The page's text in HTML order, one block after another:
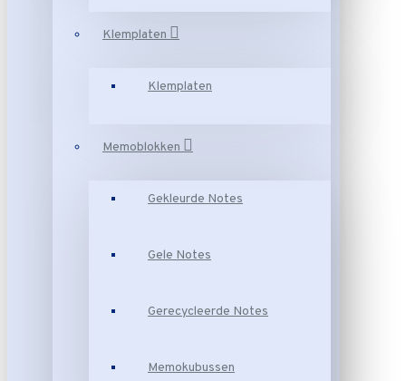
Klemplaten
Klemplaten
Memoblokken
Gekleurde Notes
Gele Notes
Gerecycleerde Notes
Memokubussen